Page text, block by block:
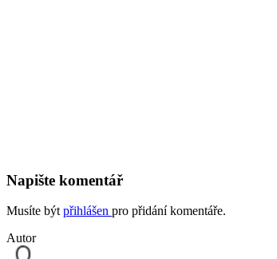
Napište komentář
Musíte být přihlášen pro přidání komentáře.
Autor